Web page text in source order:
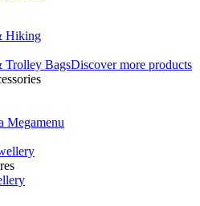
Hiking
Trolley BagsDiscover more products
Megamenu